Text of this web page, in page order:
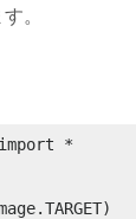
。
*